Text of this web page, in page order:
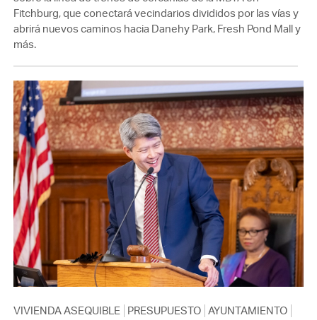
Fitchburg, que conectará vecindarios divididos por las vías y
abrirá nuevos caminos hacia Danehy Park, Fresh Pond Mall y
más.
VIVIENDA ASEQUIBLE PRESUPUESTO AYUNTAMIENTO